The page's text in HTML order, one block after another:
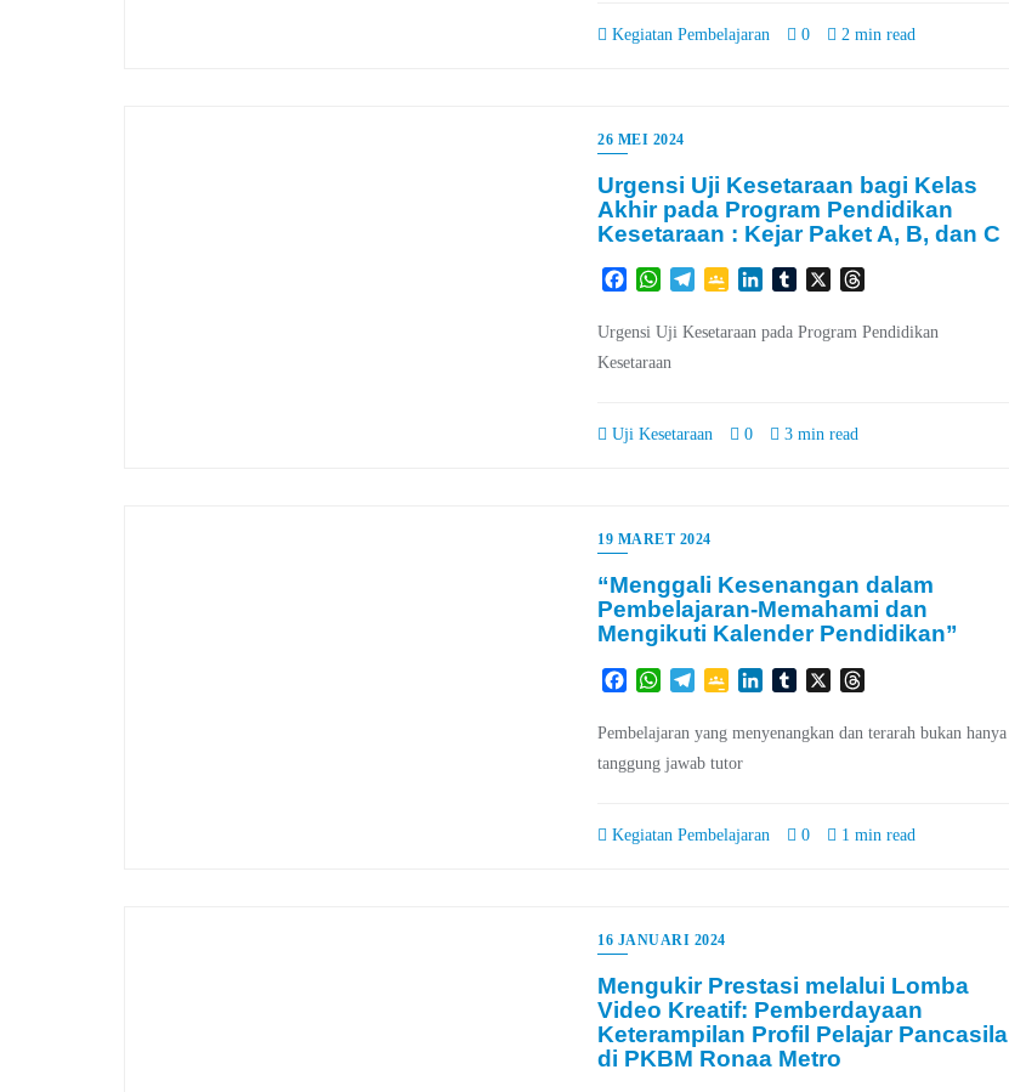
Kegiatan Pembelajaran 0 2 min read
26 MEI 2024
Urgensi Uji Kesetaraan bagi Kelas
Akhir pada Program Pendidikan
Kesetaraan : Kejar Paket A, B, dan C
FacebookWhatsApp
TelegramGoogleLinkedInTumblr
X
Urgensi Uji Kesetaraan pada Program Pendidikan
Kesetaraan
Uji Kesetaraan 0 3 min read
19 MARET 2024
“Menggali Kesenangan dalam
Pembelajaran-Memahami dan
Mengikuti Kalender Pendidikan”
FacebookWhatsApp
TelegramGoogleLinkedInTumblr
X
Pembelajaran yang menyenangkan dan terarah bukan hanya
tanggung jawab tutor
Kegiatan Pembelajaran 0 1 min read
16 JANUARI 2024
Mengukir Prestasi melalui Lomba
Video Kreatif: Pemberdayaan
Keterampilan Profil Pelajar Pancasila
di PKBM Ronaa Metro